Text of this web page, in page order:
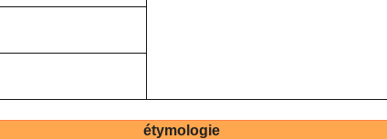
étymologie